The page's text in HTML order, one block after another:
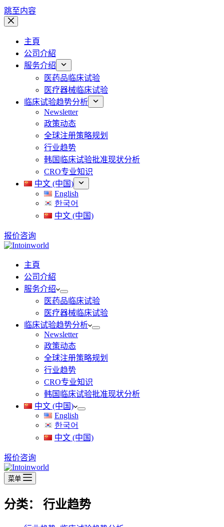
跳至内容
主頁
公司介紹
服务介绍
医药品临床试验
医疗器械临床试验
临床试验趋势分析
Newsletter
政策动态
全球注册策略规划
行业趋势
韩国临床试验批准现状分析
CRO专业知识
中文 (中国)
English
한국어
中文 (中国)
报价咨询
主頁
公司介紹
服务介绍
医药品临床试验
医疗器械临床试验
临床试验趋势分析
Newsletter
政策动态
全球注册策略规划
行业趋势
CRO专业知识
韩国临床试验批准现状分析
中文 (中国)
English
한국어
中文 (中国)
报价咨询
菜单
分类： 行业趋势